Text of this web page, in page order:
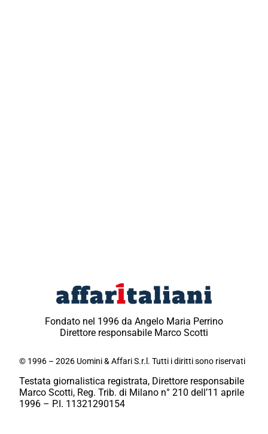
Fondato nel 1996 da Angelo Maria Perrino
Direttore responsabile Marco Scotti
© 1996 – 2026 Uomini & Affari S.r.l. Tutti i diritti sono riservati
Testata giornalistica registrata, Direttore responsabile
Marco Scotti, Reg. Trib. di Milano n° 210 dell’11 aprile
1996 – P.I. 11321290154